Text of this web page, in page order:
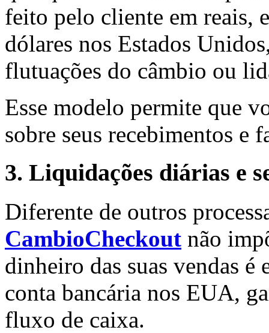
feito pelo cliente em reais,
dólares nos Estados
flutuações do câmbio ou
Esse modelo permite que
sobre seus recebimentos e
3. Liquidações diárias e
Diferente de outros
CambioCheckout não
dinheiro das suas vendas é
conta bancária nos EUA,
fluxo de caixa.